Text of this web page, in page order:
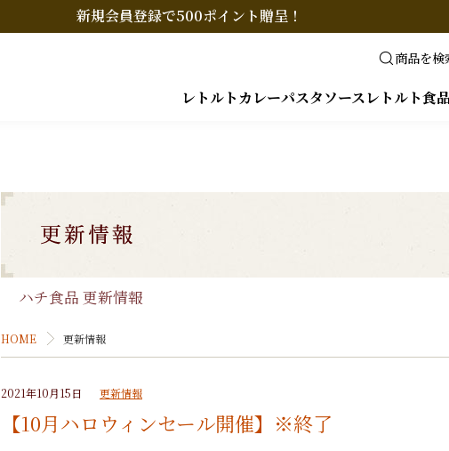
新規会員登録で500ポイント贈呈！
商品を検
レトルトカレーパスタソースレトルト食
ハチ食品 更新情報
HOME 更新情報
2021年10月15日 更新情報
【10月ハロウィンセール開催】※終了